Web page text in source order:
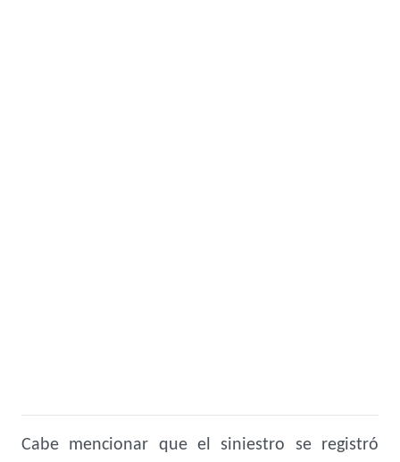
Cabe mencionar que el siniestro se registró